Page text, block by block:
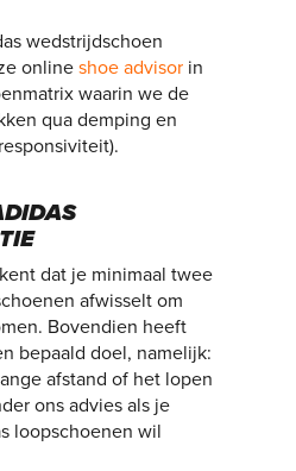
wedstrijdschoen
onlineshoe advisor in
waarin we de
qua demping en
dat je minimaal twee
afwisselt om
Bovendien heeft
bepaald doel, namelijk:
afstand of het lopen
ons advies als je
loopschoenen wil